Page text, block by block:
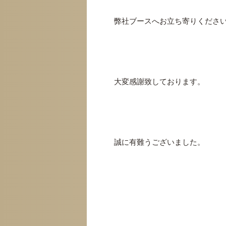
弊社ブースへお立ち寄りくださ
大変感謝致しております。
誠に有難うございました。